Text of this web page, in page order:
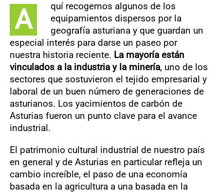
A
quí recogemos algunos de los
equipamientos dispersos por la
geografía asturiana y que guardan un
especial interés para darse un paseo por
nuestra historia reciente. La mayoría están
vinculados a la industria y la minería, uno de los
sectores que sostuvieron el tejido empresarial y
laboral de un buen número de generaciones de
asturianos. Los yacimientos de carbón de
Asturias fueron un punto clave para el avance
industrial.
El patrimonio cultural industrial de nuestro país
en general y de Asturias en particular refleja un
cambio increíble, el paso de una economía
basada en la agricultura a una basada en la